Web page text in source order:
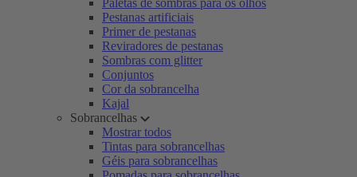
Paletas de sombras para os olhos
Pestanas artificiais
Primer de pestanas
Reviradores de pestanas
Sombras com glitter
Conjuntos
Cor da sobrancelha
Kajal
Sobrancelhas
Mostrar todos
Tintas para sobrancelhas
Géis para sobrancelhas